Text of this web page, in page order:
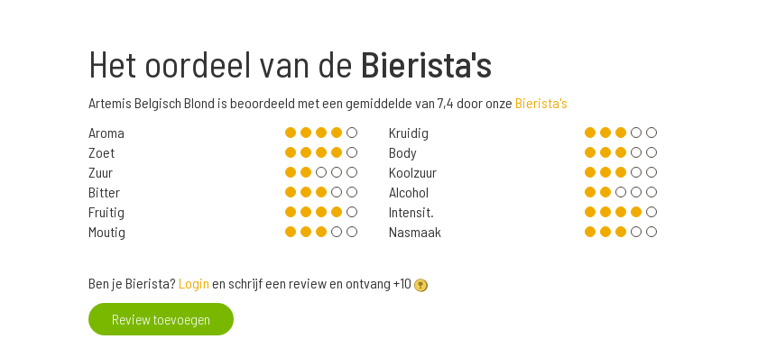
Het oordeel van de Bierista's
Artemis Belgisch Blond is beoordeeld met een gemiddelde van 7,4 door onze Bierista's
Aroma
Zoet
Zuur
Bitter
Fruitig
Moutig
Kruidig
Body
Koolzuur
Alcohol
Intensit.
Nasmaak
Ben je Bierista? Login en schrijf een review en ontvang +10
Review toevoegen